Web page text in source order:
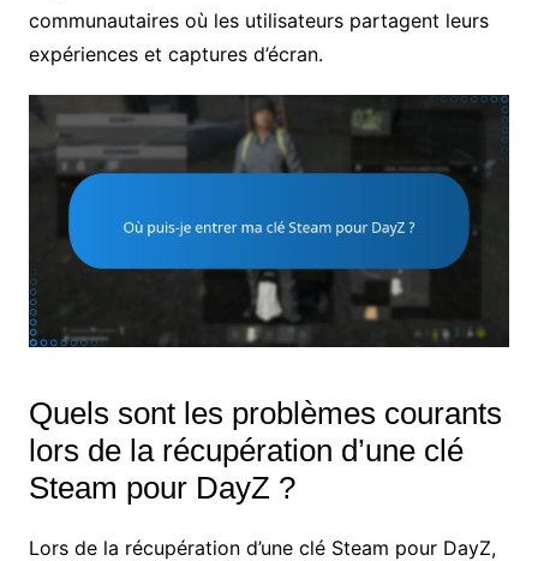
communautaires où les utilisateurs partagent leurs
expériences et captures d’écran.
Quels sont les problèmes courants
lors de la récupération d’une clé
Steam pour DayZ ?
Lors de la récupération d’une clé Steam pour DayZ,